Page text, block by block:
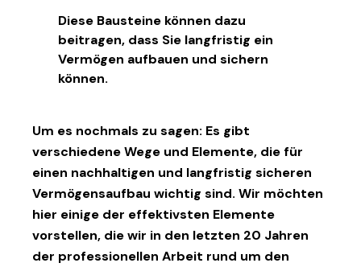
Diese Bausteine können dazu
beitragen, dass Sie langfristig ein
Vermögen aufbauen und sichern
können.
Um es nochmals zu sagen: Es gibt
verschiedene Wege und Elemente, die für
einen nachhaltigen und langfristig sicheren
Vermögensaufbau wichtig sind. Wir möchten
hier einige der effektivsten Elemente
vorstellen, die wir in den letzten 20 Jahren
der professionellen Arbeit rund um den